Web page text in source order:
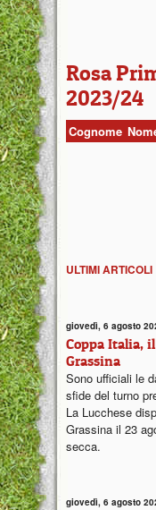
Rosa
2023/24
Cognome
ULTIMI ARTICOLI
giovedì, 6 agosto
Coppa Italia,
Grassina
Sono ufficiali le
sfide del turno
La Lucchese
Grassina il 23
secca.
giovedì, 6 agosto